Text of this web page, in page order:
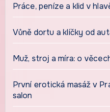
Práce, peníze a klid v
Vůně dortu a klíčky od
Muž, stroj a míra: o
První erotická masáž v
salon